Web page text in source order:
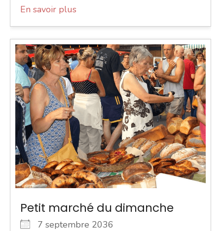
En savoir plus
Petit marché du dimanche
7 septembre 2036